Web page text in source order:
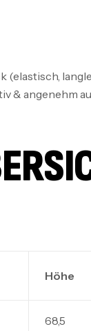
& angenehm
Höhe
68,5